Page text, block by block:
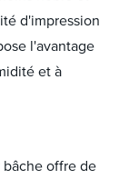
d'impression
l'avantage
et à
bâche offre de